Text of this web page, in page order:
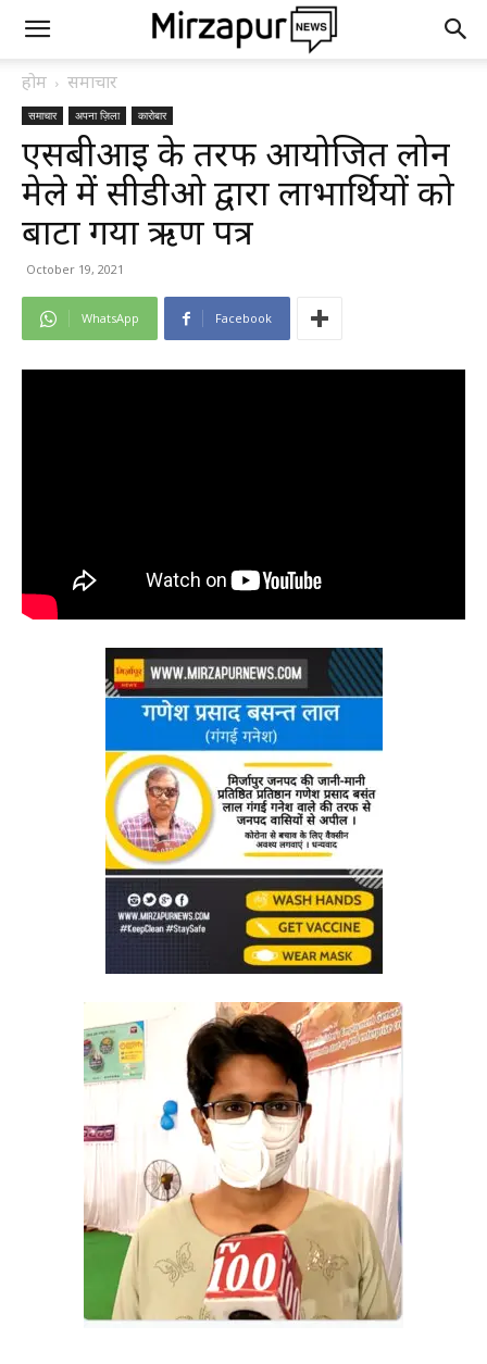
होम समाचार
समाचार अपना ज़िला कारोबार
एसबीआई के तरफ आयोजित लोन
मेले में सीडीओ द्वारा लाभार्थियों को
बाटा गया ऋण पत्र
October 19, 2021
WhatsApp Facebook